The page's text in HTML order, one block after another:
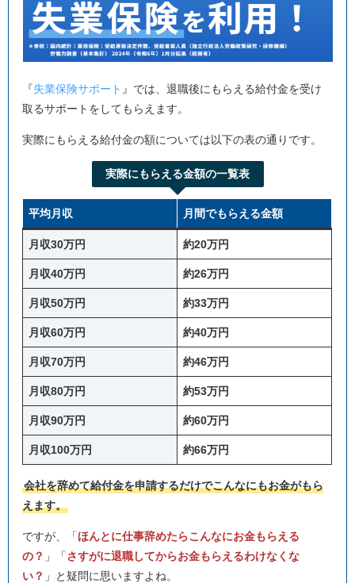
『失業保険サポート 』では、退職後にもらえる給付金を受け
取るサポートをしてもらえます。
実際にもらえる給付金の額については以下の表の通りです。
実際にもらえる金額の一覧表
平均月収 月間でもらえる金額
月収30万円 約20万円
月収40万円 約26万円
月収50万円 約33万円
月収60万円 約40万円
月収70万円 約46万円
月収80万円 約53万円
月収90万円 約60万円
月収100万円 約66万円
会社を辞めて給付金を申請するだけでこんなにもお金がもら
えます。
ですが、「ほんとに仕事辞めたらこんなにお金もらえる
の？ 」「さすがに退職してからお金もらえるわけなくな
い？ 」と疑問に思いますよね。